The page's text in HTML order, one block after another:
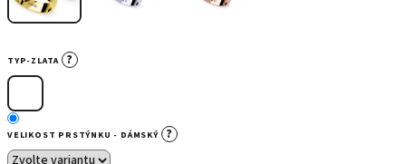
TYP-ZLATA ?
VELIKOST PRSTÝNKU - DÁMSKÝ ?